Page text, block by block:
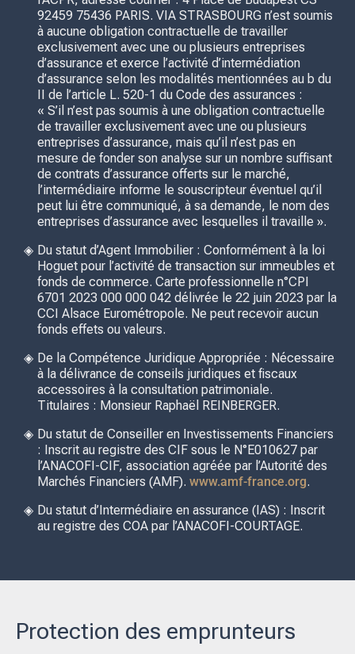
92459 75436 PARIS. VIA STRASBOURG n’est soumis
à aucune obligation contractuelle de travailler
exclusivement avec une ou plusieurs entreprises
d’assurance et exerce l’activité d’intermédiation
d’assurance selon les modalités mentionnées au b du
II de l’article L. 520-1 du Code des assurances :
« S’il n’est pas soumis à une obligation contractuelle
de travailler exclusivement avec une ou plusieurs
entreprises d’assurance, mais qu’il n’est pas en
mesure de fonder son analyse sur un nombre suffisant
de contrats d’assurance offerts sur le marché,
l’intermédiaire informe le souscripteur éventuel qu’il
peut lui être communiqué, à sa demande, le nom des
entreprises d’assurance avec lesquelles il travaille ».
Du statut d’Agent Immobilier : Conformément à la loi
Hoguet pour l’activité de transaction sur immeubles et
fonds de commerce. Carte professionnelle n°CPI
6701 2023 000 000 042 délivrée le 22 juin 2023 par la
CCI Alsace Eurométropole. Ne peut recevoir aucun
fonds effets ou valeurs.
De la Compétence Juridique Appropriée : Nécessaire
à la délivrance de conseils juridiques et fiscaux
accessoires à la consultation patrimoniale.
Titulaires : Monsieur Raphaël REINBERGER.
Du statut de Conseiller en Investissements Financiers
: Inscrit au registre des CIF sous le N°E010627 par
l’ANACOFI-CIF, association agréée par l’Autorité des
Marchés Financiers (AMF). www.amf-france.org.
Du statut d’Intermédiaire en assurance (IAS) : Inscrit
au registre des COA par l’ANACOFI-COURTAGE.
Protection des emprunteurs